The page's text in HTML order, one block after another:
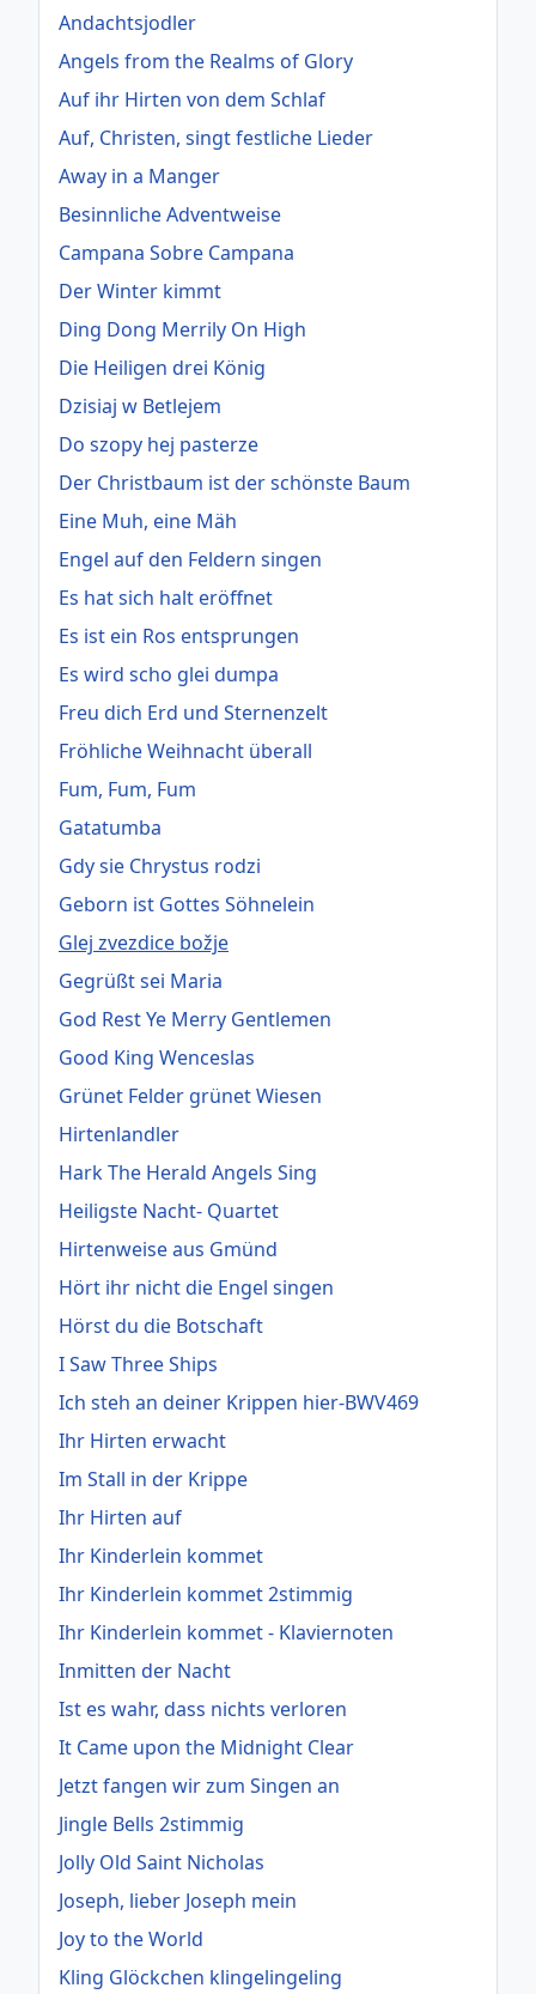
Andachtsjodler
Angels from the Realms of Glory
Auf ihr Hirten von dem Schlaf
Auf, Christen, singt festliche Lieder
Away in a Manger
Besinnliche Adventweise
Campana Sobre Campana
Der Winter kimmt
Ding Dong Merrily On High
Die Heiligen drei König
Dzisiaj w Betlejem
Do szopy hej pasterze
Der Christbaum ist der schönste Baum
Eine Muh, eine Mäh
Engel auf den Feldern singen
Es hat sich halt eröffnet
Es ist ein Ros entsprungen
Es wird scho glei dumpa
Freu dich Erd und Sternenzelt
Fröhliche Weihnacht überall
Fum, Fum, Fum
Gatatumba
Gdy sie Chrystus rodzi
Geborn ist Gottes Söhnelein
Glej zvezdice božje
Gegrüßt sei Maria
God Rest Ye Merry Gentlemen
Good King Wenceslas
Grünet Felder grünet Wiesen
Hirtenlandler
Hark The Herald Angels Sing
Heiligste Nacht- Quartet
Hirtenweise aus Gmünd
Hört ihr nicht die Engel singen
Hörst du die Botschaft
I Saw Three Ships
Ich steh an deiner Krippen hier-BWV469
Ihr Hirten erwacht
Im Stall in der Krippe
Ihr Hirten auf
Ihr Kinderlein kommet
Ihr Kinderlein kommet 2stimmig
Ihr Kinderlein kommet - Klaviernoten
Inmitten der Nacht
Ist es wahr, dass nichts verloren
It Came upon the Midnight Clear
Jetzt fangen wir zum Singen an
Jingle Bells 2stimmig
Jolly Old Saint Nicholas
Joseph, lieber Joseph mein
Joy to the World
Kling Glöckchen klingelingeling